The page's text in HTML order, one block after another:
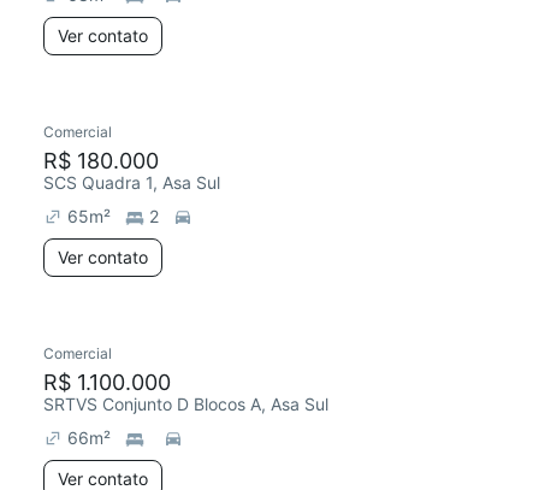
Ver contato
Comercial
R$ 180.000
SCS Quadra 1, Asa Sul
65m²
2
Ver contato
Comercial
R$ 1.100.000
SRTVS Conjunto D Blocos A, Asa Sul
66m²
Ver contato